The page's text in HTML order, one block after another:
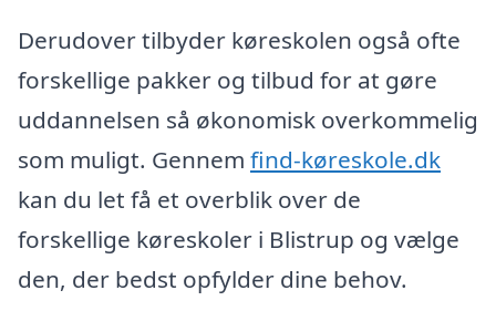
Derudover tilbyder køreskolen også ofte
forskellige pakker og tilbud for at gøre
uddannelsen så økonomisk overkommelig
som muligt. Gennem find-køreskole.dk
kan du let få et overblik over de
forskellige køreskoler i Blistrup og vælge
den, der bedst opfylder dine behov.